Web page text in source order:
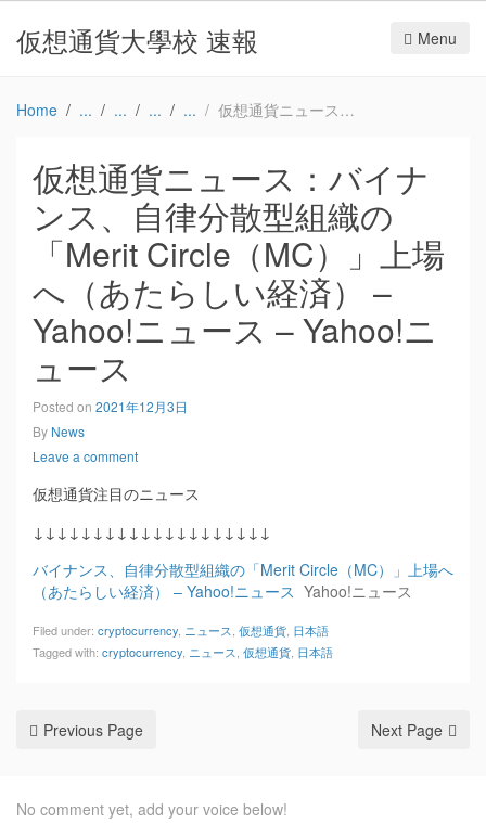
仮想通貨大學校 速報 Menu
Home 仮想通貨ニュース：バイナンス、自律分散型組織の「Merit Circle（MC）」上場へ（あたらしい経済） – Yahoo!ニュース – Yahoo!ニュース
仮想通貨ニュース：バイナ
ンス、自律分散型組織の
「Merit Circle（MC）」上場
へ（あたらしい経済） –
Yahoo!ニュース – Yahoo!ニ
ュース
Posted on 2021年12月3日
By News
Leave a comment
仮想通貨注目のニュース
↓↓↓↓↓↓↓↓↓↓↓↓↓↓↓↓↓↓↓↓
バイナンス、自律分散型組織の「Merit Circle（MC）」上場へ
（あたらしい経済） – Yahoo!ニュース Yahoo!ニュース
Filed under: cryptocurrency ニュース 仮想通貨 日本語
Tagged with: cryptocurrency ニュース 仮想通貨 日本語
Previous Page Next Page
No comment yet, add your voice below!